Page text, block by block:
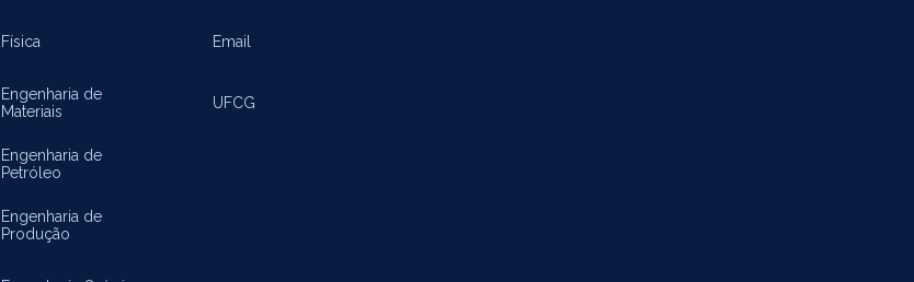
Física
Engenharia de
Materiais
Engenharia de
Petróleo
Engenharia de
Produção
Email
UFCG